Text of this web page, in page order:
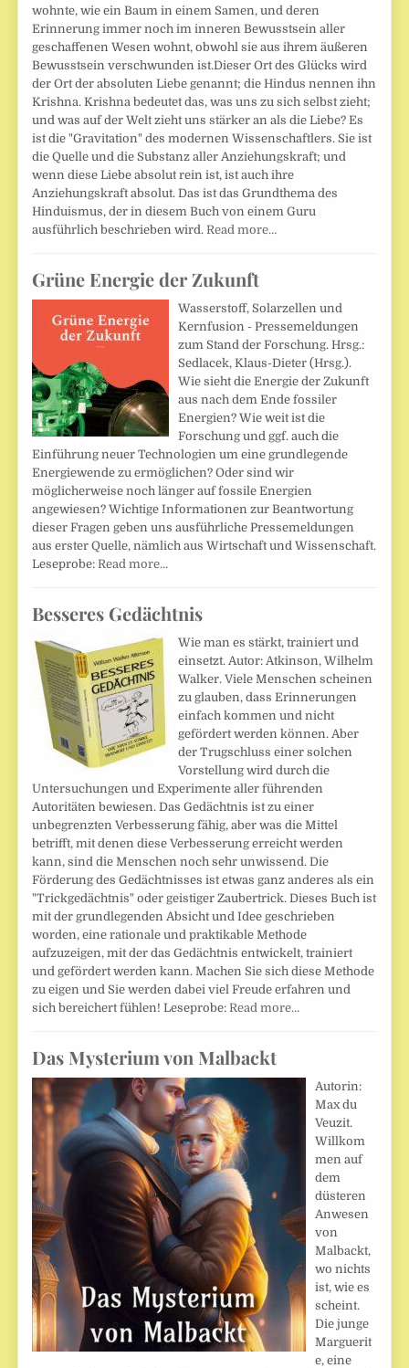
wohnte, wie ein Baum in einem Samen, und deren
Erinnerung immer noch im inneren Bewusstsein aller
geschaffenen Wesen wohnt, obwohl sie aus ihrem äußeren
Bewusstsein verschwunden ist.Dieser Ort des Glücks wird
der Ort der absoluten Liebe genannt; die Hindus nennen ihn
Krishna. Krishna bedeutet das, was uns zu sich selbst zieht;
und was auf der Welt zieht uns stärker an als die Liebe? Es
ist die "Gravitation" des modernen Wissenschaftlers. Sie ist
die Quelle und die Substanz aller Anziehungskraft; und
wenn diese Liebe absolut rein ist, ist auch ihre
Anziehungskraft absolut. Das ist das Grundthema des
Hinduismus, der in diesem Buch von einem Guru
ausführlich beschrieben wird. Read more…
Grüne Energie der Zukunft
Wasserstoff, Solarzellen und
Kernfusion - Pressemeldungen
zum Stand der Forschung. Hrsg.:
Sedlacek, Klaus-Dieter (Hrsg.).
Wie sieht die Energie der Zukunft
aus nach dem Ende fossiler
Energien? Wie weit ist die
Forschung und ggf. auch die
Einführung neuer Technologien um eine grundlegende
Energiewende zu ermöglichen? Oder sind wir
möglicherweise noch länger auf fossile Energien
angewiesen? Wichtige Informationen zur Beantwortung
dieser Fragen geben uns ausführliche Pressemeldungen
aus erster Quelle, nämlich aus Wirtschaft und Wissenschaft.
Leseprobe: Read more…
Besseres Gedächtnis
Wie man es stärkt, trainiert und
einsetzt. Autor: Atkinson, Wilhelm
Walker. Viele Menschen scheinen
zu glauben, dass Erinnerungen
einfach kommen und nicht
gefördert werden können. Aber
der Trugschluss einer solchen
Vorstellung wird durch die
Untersuchungen und Experimente aller führenden
Autoritäten bewiesen. Das Gedächtnis ist zu einer
unbegrenzten Verbesserung fähig, aber was die Mittel
betrifft, mit denen diese Verbesserung erreicht werden
kann, sind die Menschen noch sehr unwissend. Die
Förderung des Gedächtnisses ist etwas ganz anderes als ein
"Trickgedächtnis" oder geistiger Zaubertrick. Dieses Buch ist
mit der grundlegenden Absicht und Idee geschrieben
worden, eine rationale und praktikable Methode
aufzuzeigen, mit der das Gedächtnis entwickelt, trainiert
und gefördert werden kann. Machen Sie sich diese Methode
zu eigen und Sie werden dabei viel Freude erfahren und
sich bereichert fühlen! Leseprobe: Read more…
Das Mysterium von Malbackt
Autorin:
Max du
Veuzit.
Willkom
men auf
dem
düsteren
Anwesen
von
Malbackt,
wo nichts
ist, wie es
scheint.
Die junge
Marguerit
e, eine